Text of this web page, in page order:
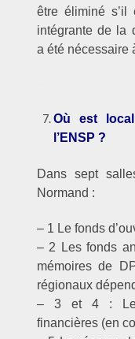
être éliminé s’il
intégrante de la
a été nécessaire
Où est
l’ENSP ?
Dans sept
Normand :
– 1 Le fonds
– 2 Les fonds
mémoires de
régionaux
– 3 et 4 : Les
financières (en